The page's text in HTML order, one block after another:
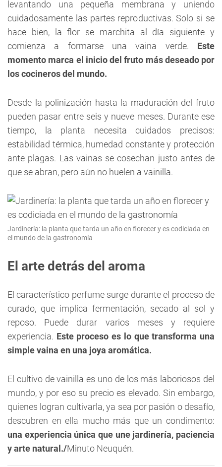
levantando una pequeña membrana y uniendo
cuidadosamente las partes reproductivas. Solo si se
hace bien, la flor se marchita al día siguiente y
comienza a formarse una vaina verde. Este
momento marca el inicio del fruto más deseado por
los cocineros del mundo.
Desde la polinización hasta la maduración del fruto
pueden pasar entre seis y nueve meses. Durante ese
tiempo, la planta necesita cuidados precisos:
estabilidad térmica, humedad constante y protección
ante plagas. Las vainas se cosechan justo antes de
que se abran, pero aún no huelen a vainilla.
Jardinería: la planta que tarda un año en florecer y es codiciada en
el mundo de la gastronomía
El arte detrás del aroma
El característico perfume surge durante el proceso de
curado, que implica fermentación, secado al sol y
reposo. Puede durar varios meses y requiere
experiencia. Este proceso es lo que transforma una
simple vaina en una joya aromática.
El cultivo de vainilla es uno de los más laboriosos del
mundo, y por eso su precio es elevado. Sin embargo,
quienes logran cultivarla, ya sea por pasión o desafío,
descubren en ella mucho más que un condimento:
una experiencia única que une jardinería, paciencia
y arte natural./Minuto Neuquén.